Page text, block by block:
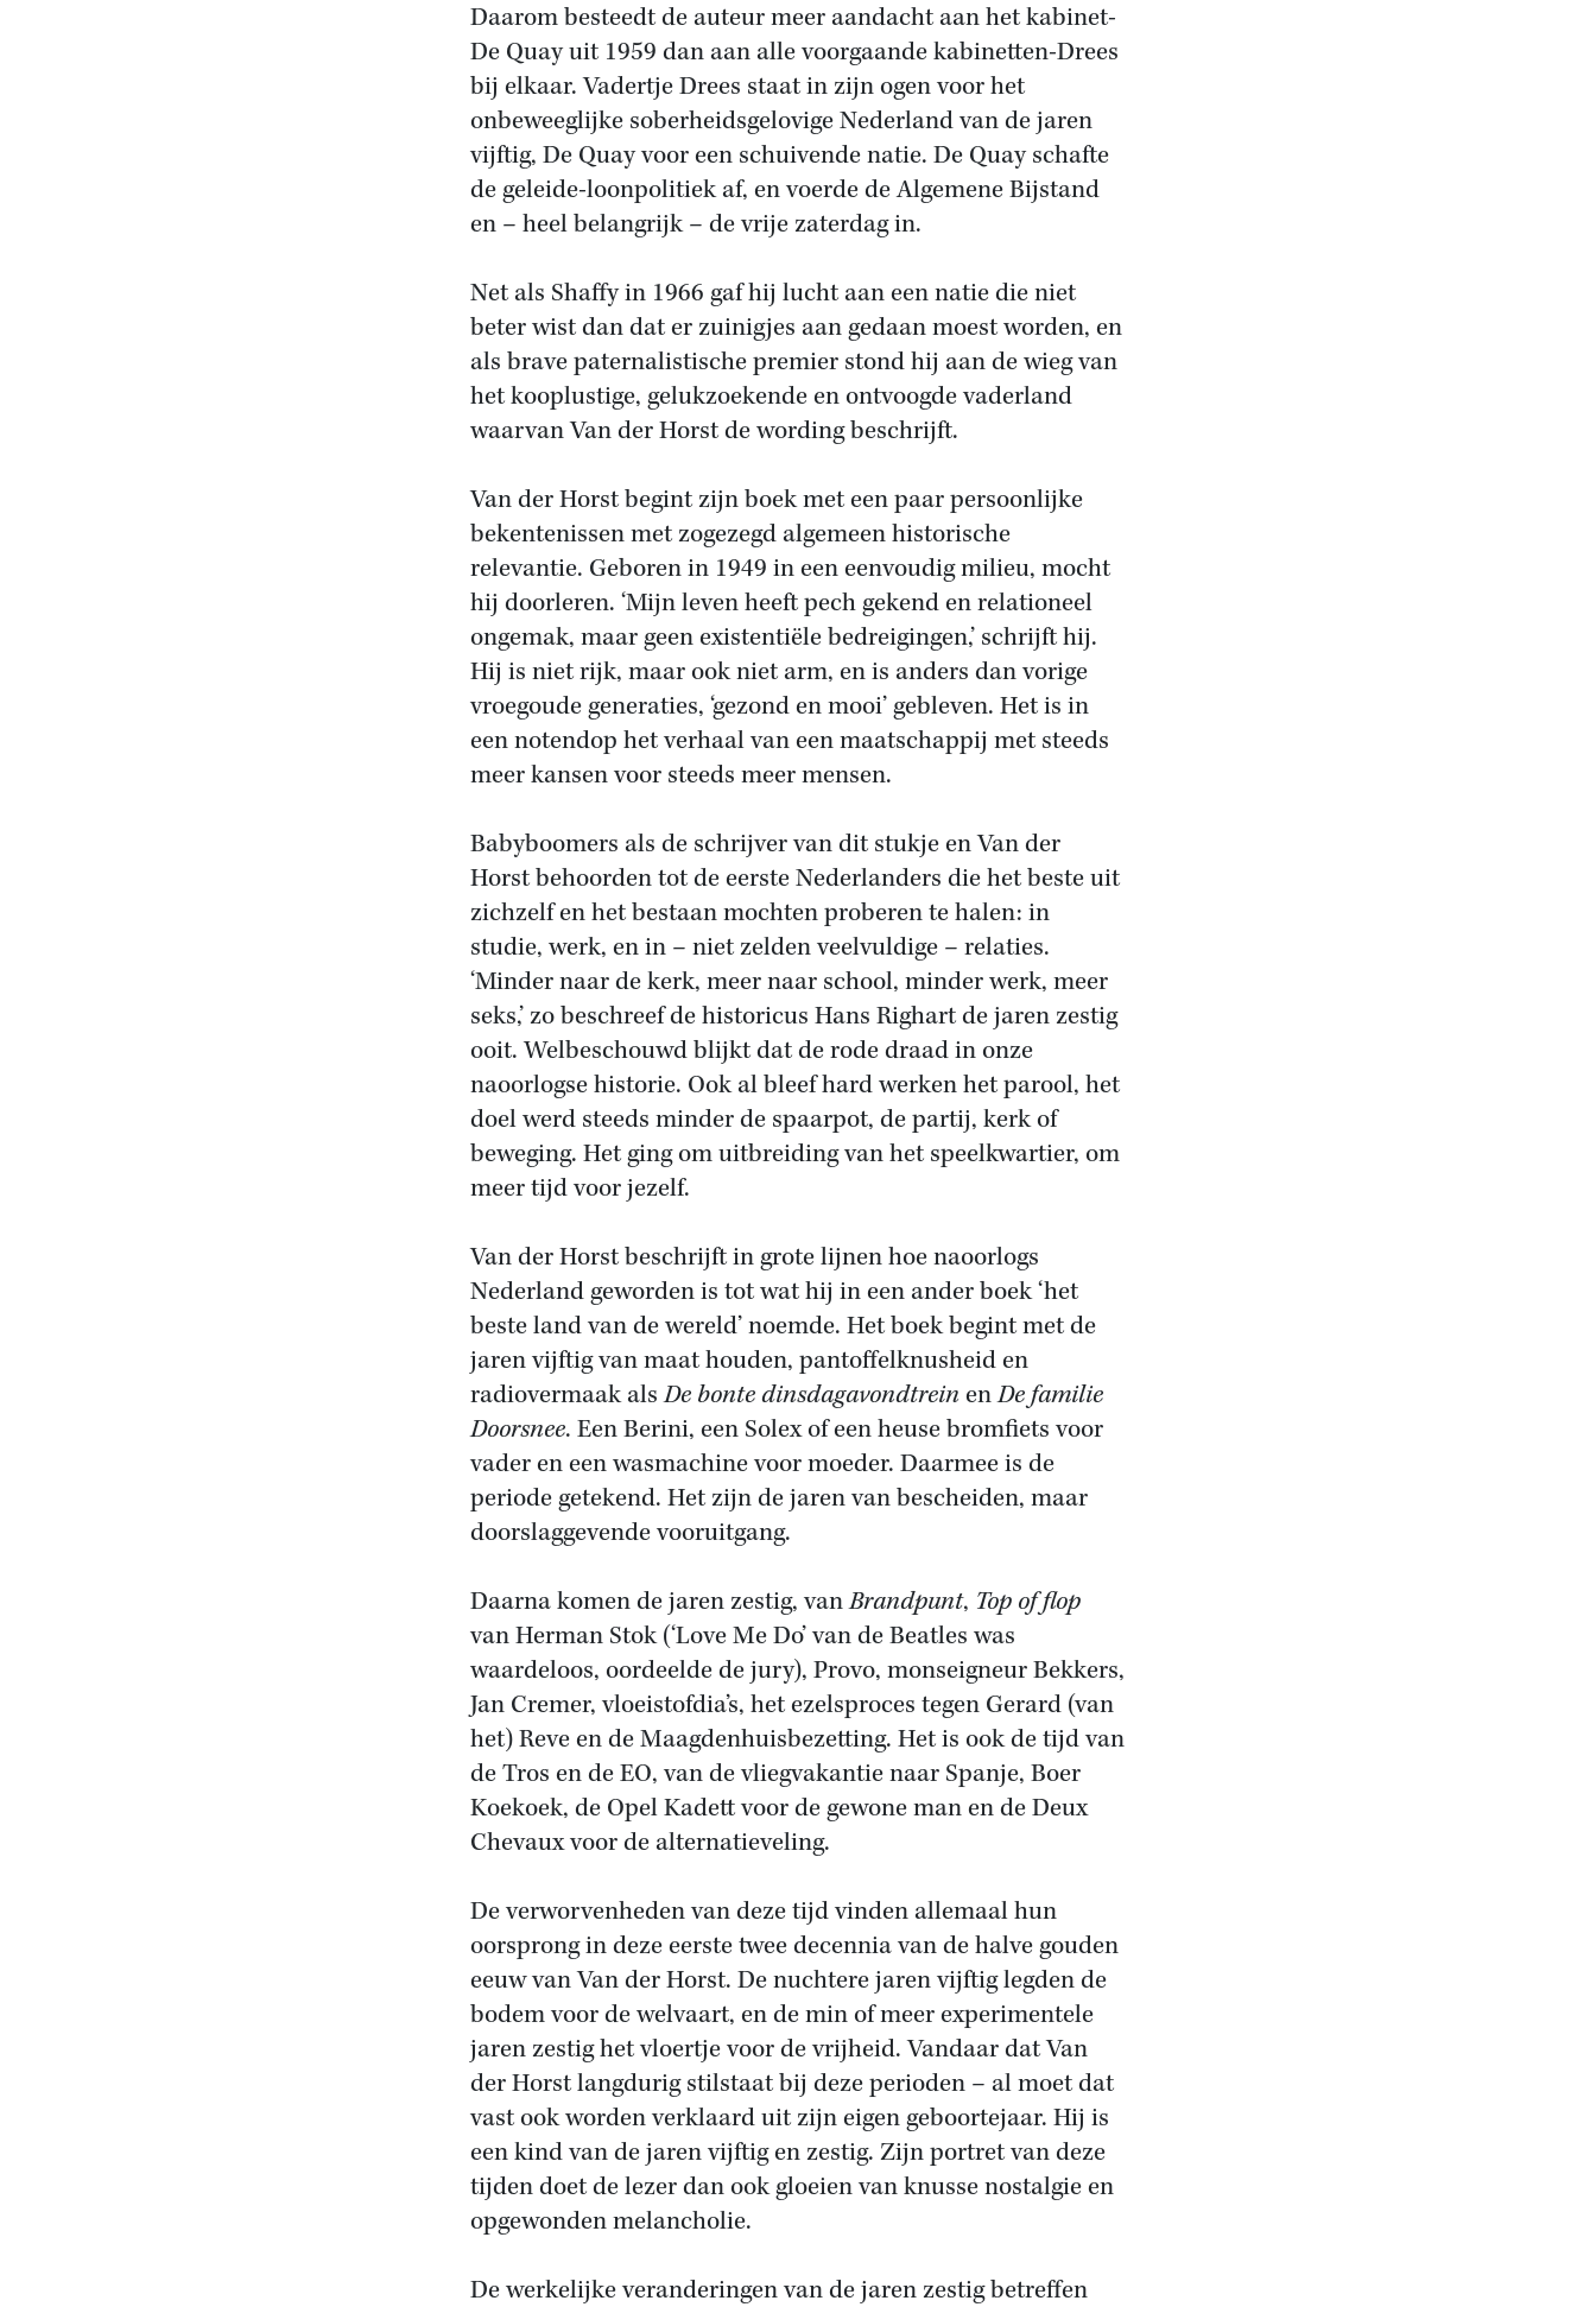
Daarom besteedt de auteur meer aandacht aan het kabinet-
De Quay uit 1959 dan aan alle voorgaande kabinetten-Drees
bij elkaar. Vadertje Drees staat in zijn ogen voor het
onbeweeglijke soberheidsgelovige Nederland van de jaren
vijftig, De Quay voor een schuivende natie. De Quay schafte
de geleide-loonpolitiek af, en voerde de Algemene Bijstand
en – heel belangrijk – de vrije zaterdag in.
Net als Shaffy in 1966 gaf hij lucht aan een natie die niet
beter wist dan dat er zuinigjes aan gedaan moest worden, en
als brave paternalistische premier stond hij aan de wieg van
het kooplustige, gelukzoekende en ontvoogde vaderland
waarvan Van der Horst de wording beschrijft.
Van der Horst begint zijn boek met een paar persoonlijke
bekentenissen met zogezegd algemeen historische
relevantie. Geboren in 1949 in een eenvoudig milieu, mocht
hij doorleren. ‘Mijn leven heeft pech gekend en relationeel
ongemak, maar geen existentiële bedreigingen,’ schrijft hij.
Hij is niet rijk, maar ook niet arm, en is anders dan vorige
vroegoude generaties, ‘gezond en mooi’ gebleven. Het is in
een notendop het verhaal van een maatschappij met steeds
meer kansen voor steeds meer mensen.
Babyboomers als de schrijver van dit stukje en Van der
Horst behoorden tot de eerste Nederlanders die het beste uit
zichzelf en het bestaan mochten proberen te halen: in
studie, werk, en in – niet zelden veelvuldige – relaties.
‘Minder naar de kerk, meer naar school, minder werk, meer
seks,’ zo beschreef de historicus Hans Righart de jaren zestig
ooit. Welbeschouwd blijkt dat de rode draad in onze
naoorlogse historie. Ook al bleef hard werken het parool, het
doel werd steeds minder de spaarpot, de partij, kerk of
beweging. Het ging om uitbreiding van het speelkwartier, om
meer tijd voor jezelf.
Van der Horst beschrijft in grote lijnen hoe naoorlogs
Nederland geworden is tot wat hij in een ander boek ‘het
beste land van de wereld’ noemde. Het boek begint met de
jaren vijftig van maat houden, pantoffelknusheid en
radiovermaak alsDe bonte dinsdagavondtreinenDe familie
Doorsnee. Een Berini, een Solex of een heuse bromfiets voor
vader en een wasmachine voor moeder. Daarmee is de
periode getekend. Het zijn de jaren van bescheiden, maar
doorslaggevende vooruitgang.
Daarna komen de jaren zestig, vanBrandpunt, Top of flop
van Herman Stok (‘Love Me Do’ van de Beatles was
waardeloos, oordeelde de jury), Provo, monseigneur Bekkers,
Jan Cremer, vloeistofdia’s, het ezelsproces tegen Gerard (van
het) Reve en de Maagdenhuisbezetting. Het is ook de tijd van
de Tros en de EO, van de vliegvakantie naar Spanje, Boer
Koekoek, de Opel Kadett voor de gewone man en de Deux
Chevaux voor de alternatieveling.
De verworvenheden van deze tijd vinden allemaal hun
oorsprong in deze eerste twee decennia van de halve gouden
eeuw van Van der Horst. De nuchtere jaren vijftig legden de
bodem voor de welvaart, en de min of meer experimentele
jaren zestig het vloertje voor de vrijheid. Vandaar dat Van
der Horst langdurig stilstaat bij deze perioden – al moet dat
vast ook worden verklaard uit zijn eigen geboortejaar. Hij is
een kind van de jaren vijftig en zestig. Zijn portret van deze
tijden doet de lezer dan ook gloeien van knusse nostalgie en
opgewonden melancholie.
De werkelijke veranderingen van de jaren zestig betreffen